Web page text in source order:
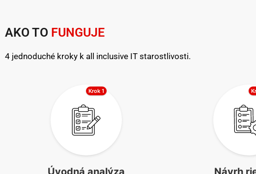
AKO TO FUNGUJE
4 jednoduché kroky k all inclusive IT starostlivosti.
Úvodná analýza
Krok 1
Návrh